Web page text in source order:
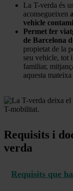
La T-verda és
aconsegueixen
vehicle
Permet fer
de Barcelona
propietat de la
seu vehicle, tot
familiar,
aquesta
Requisits i
verda
Requisits que